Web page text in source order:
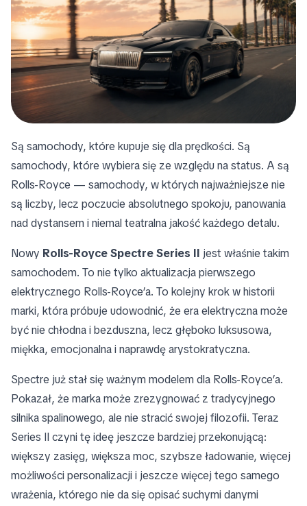
Są samochody, które kupuje się dla prędkości. Są
samochody, które wybiera się ze względu na status. A są
Rolls-Royce — samochody, w których najważniejsze nie
są liczby, lecz poczucie absolutnego spokoju, panowania
nad dystansem i niemal teatralna jakość każdego detalu.
Nowy Rolls-Royce Spectre Series II jest właśnie takim
samochodem. To nie tylko aktualizacja pierwszego
elektrycznego Rolls-Royce’a. To kolejny krok w historii
marki, która próbuje udowodnić, że era elektryczna może
być nie chłodna i bezduszna, lecz głęboko luksusowa,
miękka, emocjonalna i naprawdę arystokratyczna.
Spectre już stał się ważnym modelem dla Rolls-Royce’a.
Pokazał, że marka może zrezygnować z tradycyjnego
silnika spalinowego, ale nie stracić swojej filozofii. Teraz
Series II czyni tę ideę jeszcze bardziej przekonującą:
większy zasięg, większa moc, szybsze ładowanie, więcej
możliwości personalizacji i jeszcze więcej tego samego
wrażenia, którego nie da się opisać suchymi danymi